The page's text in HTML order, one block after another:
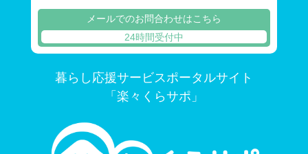
メールでのお問合わせはこちら
24時間受付中
暮らし応援サービスポータルサイト
「楽々くらサポ」